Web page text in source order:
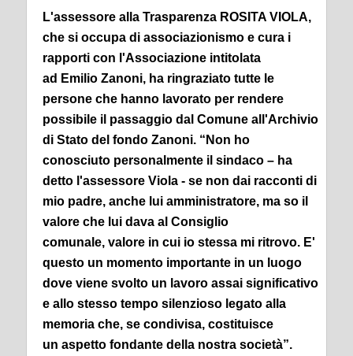
L'assessore alla Trasparenza ROSITA VIOLA,
che si occupa di associazionismo e cura i
rapporti con l'Associazione intitolata
ad Emilio Zanoni, ha ringraziato tutte le
persone che hanno lavorato per rendere
possibile il passaggio dal Comune all'Archivio
di Stato del fondo Zanoni. “Non ho
conosciuto personalmente il sindaco – ha
detto l'assessore Viola - se non dai racconti di
mio padre, anche lui amministratore, ma so il
valore che lui dava al Consiglio
comunale, valore in cui io stessa mi ritrovo. E'
questo un momento importante in un luogo
dove viene svolto un lavoro assai significativo
e allo stesso tempo silenzioso legato alla
memoria che, se condivisa, costituisce
un aspetto fondante della nostra società”.